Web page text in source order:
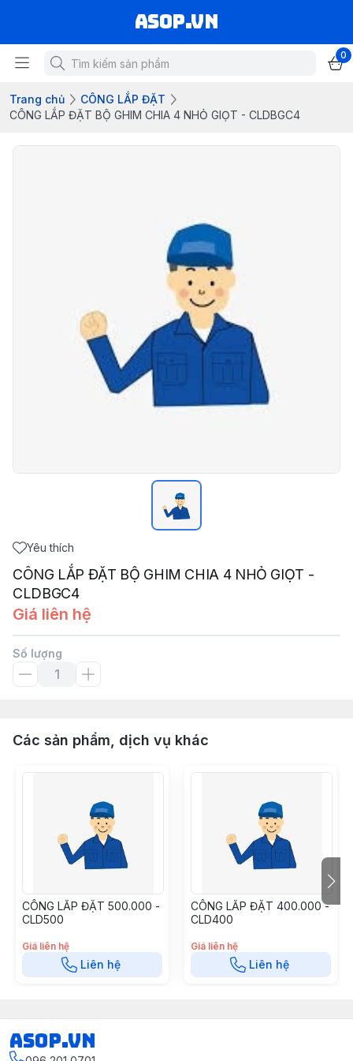
asop.vn
0
Trang chủ
CÔNG LẮP ĐẶT
CÔNG LẮP ĐẶT BỘ GHIM CHIA 4 NHỎ GIỌT - CLDBGC4
Yêu thích
CÔNG LẮP ĐẶT BỘ GHIM CHIA 4 NHỎ GIỌT -
CLDBGC4
Giá liên hệ
Số lượng
Các sản phẩm, dịch vụ khác
CÔNG LẮP ĐẶT 500.000 -
CLD500
Giá liên hệ
Liên hệ
CÔNG LẮP ĐẶT 400.000 -
CLD400
Giá liên hệ
Liên hệ
asop.vn